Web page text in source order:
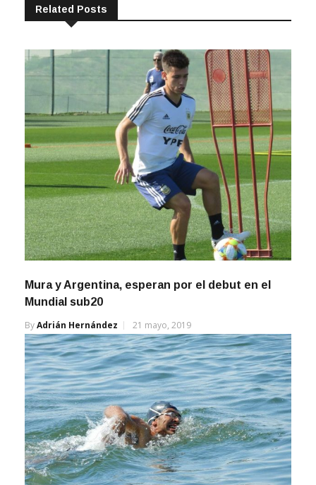
Related Posts
Mura y Argentina, esperan por el debut en el
Mundial sub20
ByAdrián Hernández 21 mayo, 2019